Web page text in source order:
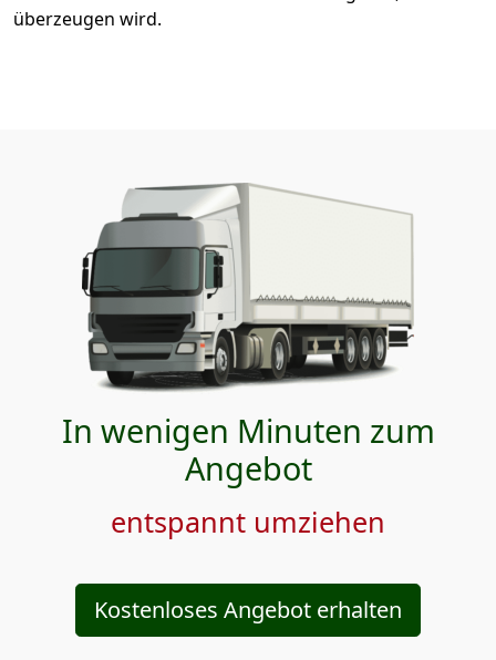
überzeugen wird.
In wenigen Minuten zum
Angebot
entspannt umziehen
Kostenloses Angebot erhalten